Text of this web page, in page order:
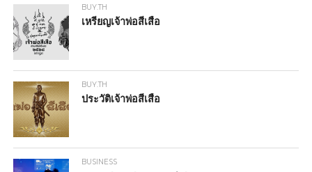
BUY.TH
เหรียญเจ้าพ่อสีเสือ
BUY.TH
ประวัติเจ้าพ่อสีเสือ
BUSINESS